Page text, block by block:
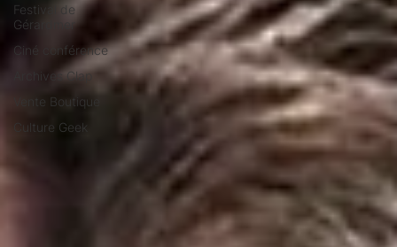
Festival de
Gérardmer
Ciné conférence
Archives Clap
Vente Boutique
Culture Geek